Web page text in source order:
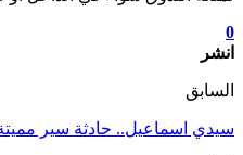
0
انشر
السابق
سيدي اسماعيل.. حادثة سير مميتة